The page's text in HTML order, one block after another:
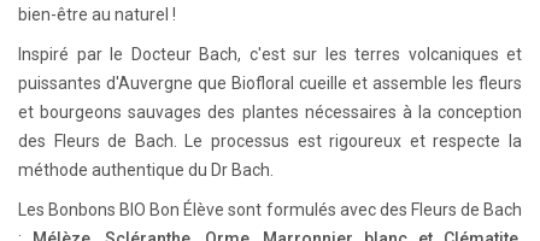
bien-être au naturel !
Inspiré par le Docteur Bach, c'est sur les terres volcaniques et
puissantes d'Auvergne que Biofloral cueille et assemble les fleurs
et bourgeons sauvages des plantes nécessaires à la conception
des Fleurs de Bach. Le processus est rigoureux et respecte la
méthode authentique du Dr Bach.
Les Bonbons BIO Bon Élève sont formulés avec des Fleurs de Bach